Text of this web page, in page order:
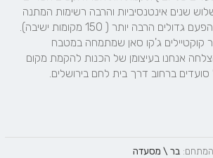
ברחוב דרך בית לחם בירושלים.
המתחם: בר \ מסעדה